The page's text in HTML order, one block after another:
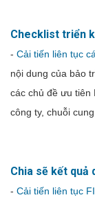
Checklist triển
- Cải tiến liên tục
nội dung của bảo
các chủ đề ưu tiên
công ty, chuỗi cung
Chia sẽ kết quả
- Cải tiến liên tục FI